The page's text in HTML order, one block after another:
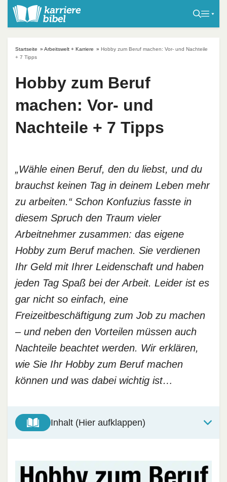
Startseite » Arbeitswelt + Karriere » Hobby zum Beruf machen: Vor- und Nachteile
+ 7 Tipps
Hobby zum Beruf
machen: Vor- und
Nachteile + 7 Tipps
„Wähle einen Beruf, den du liebst, und du
brauchst keinen Tag in deinem Leben mehr
zu arbeiten.“ Schon Konfuzius fasste in
diesem Spruch den Traum vieler
Arbeitnehmer zusammen: das eigene
Hobby zum Beruf machen. Sie verdienen
Ihr Geld mit Ihrer Leidenschaft und haben
jeden Tag Spaß bei der Arbeit. Leider ist es
gar nicht so einfach, eine
Freizeitbeschäftigung zum Job zu machen
– und neben den Vorteilen müssen auch
Nachteile beachtet werden. Wir erklären,
wie Sie Ihr Hobby zum Beruf machen
können und was dabei wichtig ist…
Inhalt (Hier aufklappen)